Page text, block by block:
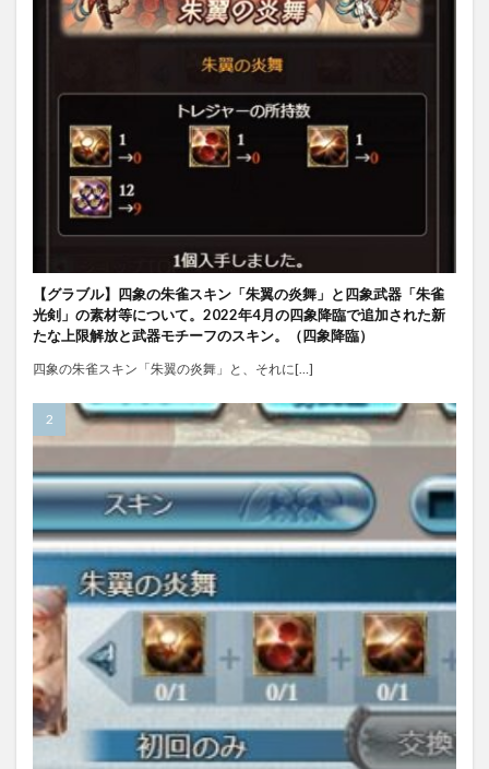
【グラブル】四象の朱雀スキン「朱翼の炎舞」と四象武器「朱雀
光剣」の素材等について。2022年4月の四象降臨で追加された新
たな上限解放と武器モチーフのスキン。（四象降臨）
四象の朱雀スキン「朱翼の炎舞」と、それに[…]